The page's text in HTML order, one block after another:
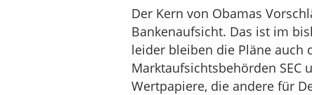
Der Kern von Obamas
Bankenaufsicht. Das ist im
leider bleiben die Pläne auch
Marktaufsichtsbehörden SEC
Wertpapiere, die andere für